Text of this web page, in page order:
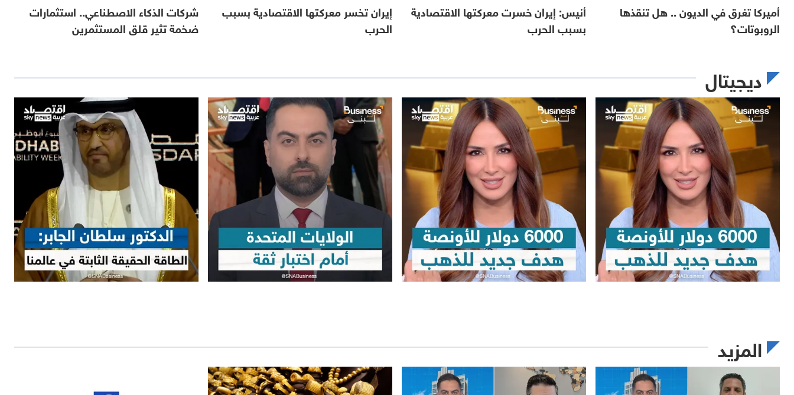
أميركا تغرق في الديون .. هل تنقذها
الروبوتات؟
أنيس: إيران خسرت معركتها الاقتصادية
بسبب الحرب
إيران تخسر معركتها الاقتصادية بسبب
الحرب
شركات الذكاء الاصطناعي.. استثمارات
ضخمة تثير قلق المستثمرين
ديجيتال
المزيد